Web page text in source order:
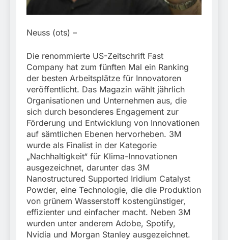
Bahnverkehr
5. August 2026
Neuss (ots) –
Die renommierte US-Zeitschrift Fast
Company hat zum fünften Mal ein Ranking
der besten Arbeitsplätze für Innovatoren
veröffentlicht. Das Magazin wählt jährlich
Organisationen und Unternehmen aus, die
sich durch besonderes Engagement zur
Förderung und Entwicklung von Innovationen
auf sämtlichen Ebenen hervorheben. 3M
wurde als Finalist in der Kategorie
„Nachhaltigkeit“ für Klima-Innovationen
ausgezeichnet, darunter das 3M
Nanostructured Supported Iridium Catalyst
Powder, eine Technologie, die die Produktion
von grünem Wasserstoff kostengünstiger,
effizienter und einfacher macht. Neben 3M
wurden unter anderem Adobe, Spotify,
Nvidia und Morgan Stanley ausgezeichnet.